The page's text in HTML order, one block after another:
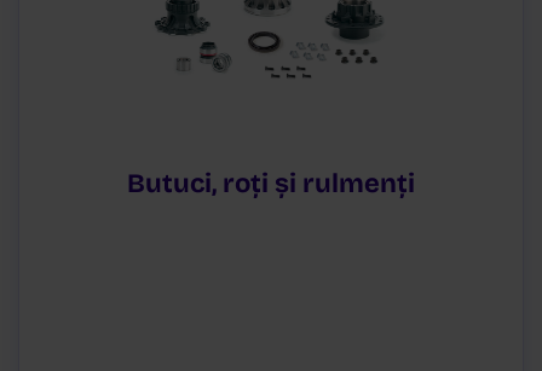
Butuci, roți și rulmenți